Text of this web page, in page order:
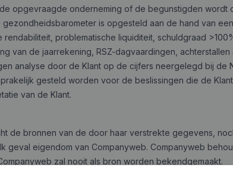
opgevraagde onderneming of de begunstigden
is opgesteld aan de hand van
rendabiliteit, problematische liquiditeit, schuldgraad
van de jaarrekening, RSZ-dagvaardingen,
analyse door de Klant op de cijfers neergelegd bij de
gesteld worden voor de beslissingen die de
van de Klant.
de bronnen van de door haar verstrekte gegevens,
geval eigendom van Companyweb. Companyweb
zal nooit als bron worden bekendgemaakt.